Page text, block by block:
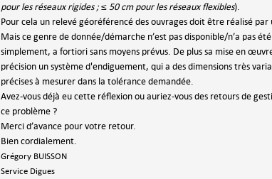
pour les réseaux rigides ; ≤ 50 cm pour les réseaux flexibles).
Pour cela un relevé géoréférencé des ouvrages doit être réalisé
Mais ce genre de donnée/démarche n’est pas disponible/n’a pas
simplement, a fortiori sans moyens prévus. De plus sa mise en
précision un système d'endiguement, qui a des dimensions très
précises à mesurer dans la tolérance demandée.
Avez-vous déjà eu cette réflexion ou auriez-vous des retours de
ce problème ?
Merci d’avance pour votre retour.
Bien cordialement.
Grégory BUISSON
Service Digues